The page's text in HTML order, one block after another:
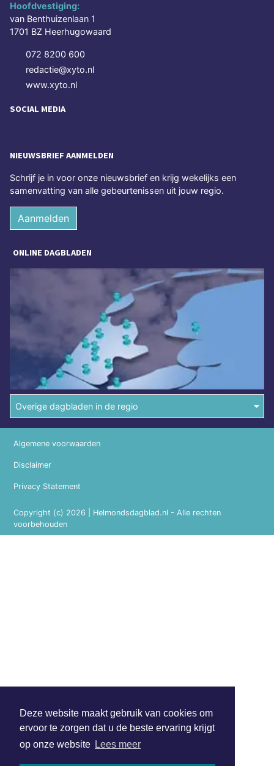
Deze website maakt gebruik van cookies om
ervoor te zorgen dat u de beste ervaring krijgt
op onze website Lees meer
Hoofdvestiging:
van Benthuizenlaan 1
1701 BZ Heerhugowaard
072 8200 600
redactie@xyto.nl
www.xyto.nl
SOCIAL MEDIA
NIEUWSBRIEF AANMELDEN
Schrijf je in voor onze nieuwsbrief en krijg wekelijks een
samenvatting van alle gebeurtenissen uit jouw regio.
Aanmelden
ONLINE DAGBLADEN
Overige dagbladen in de regio
Copyright (c) 2026 | Helmondsdagblad.nl - Alle rechten
voorbehouden
Algemene voorwaarden
Disclaimer
Privacy Statement